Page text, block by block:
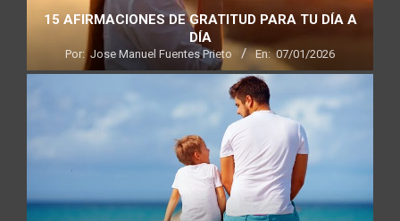
15 AFIRMACIONES DE GRATITUD PARA TU DÍA A
DÍA
Por: Jose Manuel Fuentes Prieto En: 07/01/2026